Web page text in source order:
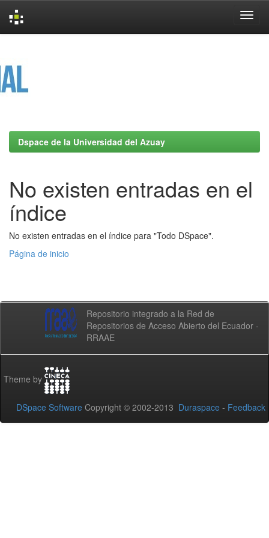
Dspace de la Universidad del Azuay
No existen entradas en el
índice
No existen entradas en el índice para "Todo DSpace".
Página de inicio
Repositorio integrado a la Red de
Repositorios de Acceso Abierto del Ecuador -
RRAAE
Theme by
DSpace Software Copyright © 2002-2013 Duraspace - Feedback